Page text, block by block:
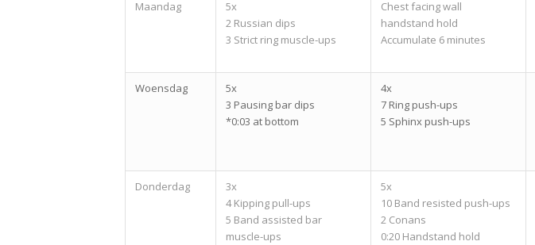
Maandag
5x
2 Russian dips
3 Strict ring muscle-ups
Chest facing wall
handstand hold
Accumulate 6 minutes
Woensdag
5x
3 Pausing bar dips
*0:03 at bottom
4x
7 Ring push-ups
5 Sphinx push-ups
Donderdag
3x
4 Kipping pull-ups
5 Band assisted bar
muscle-ups
5x
10 Band resisted push-ups
2 Conans
0:20 Handstand hold